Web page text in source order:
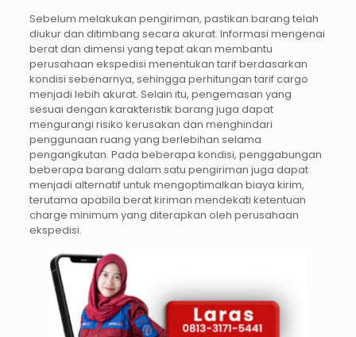
Sebelum melakukan pengiriman, pastikan barang telah
diukur dan ditimbang secara akurat. Informasi mengenai
berat dan dimensi yang tepat akan membantu
perusahaan ekspedisi menentukan tarif berdasarkan
kondisi sebenarnya, sehingga perhitungan tarif cargo
menjadi lebih akurat. Selain itu, pengemasan yang
sesuai dengan karakteristik barang juga dapat
mengurangi risiko kerusakan dan menghindari
penggunaan ruang yang berlebihan selama
pengangkutan. Pada beberapa kondisi, penggabungan
beberapa barang dalam satu pengiriman juga dapat
menjadi alternatif untuk mengoptimalkan biaya kirim,
terutama apabila berat kiriman mendekati ketentuan
charge minimum yang diterapkan oleh perusahaan
ekspedisi.